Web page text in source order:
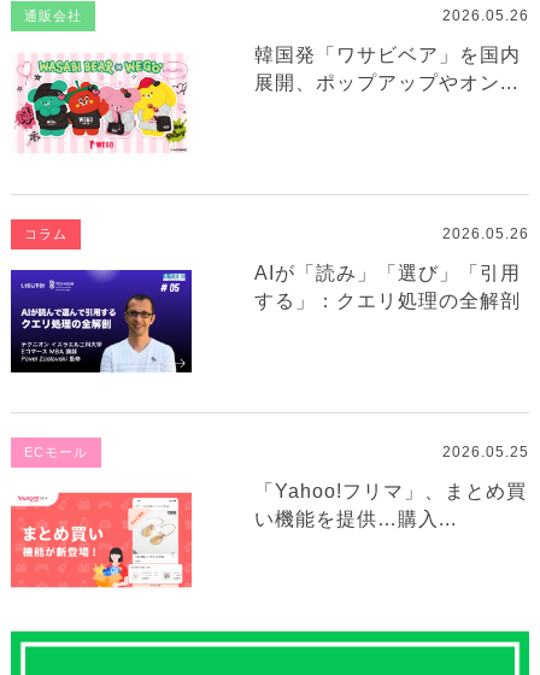
通販会社 2026.05.26
韓国発「ワサビベア」を国内
展開、ポップアップやオン...
コラム 2026.05.26
AIが「読み」「選び」「引用
する」：クエリ処理の全解剖
ECモール 2026.05.25
「Yahoo!フリマ」、まとめ買
い機能を提供…購入...